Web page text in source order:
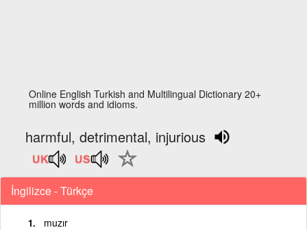
Online English Turkish and Multilingual Dictionary 20+
million words and idioms.
harmful, detrimental, injurious
İngilizce - Türkçe
muzır